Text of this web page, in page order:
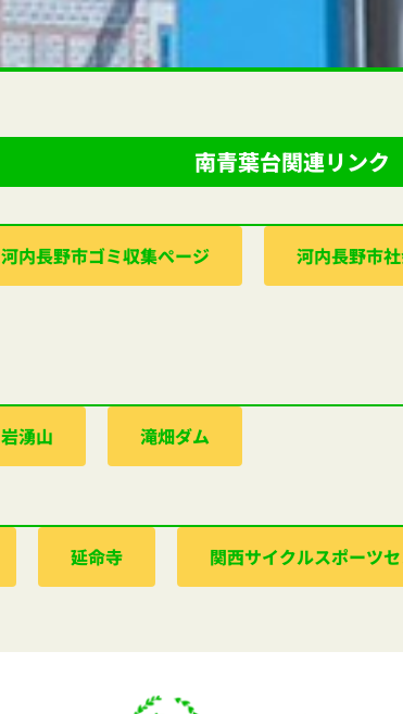
南青葉台関連リンク
河内⻑野市ゴミ収集ぺージ 河内⻑野市
岩湧山 滝畑ダム
延命寺 関西サイクルスポーツ